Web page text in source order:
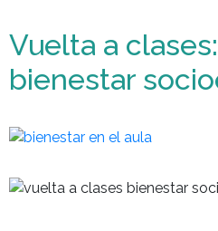
Vuelta a
bienestar